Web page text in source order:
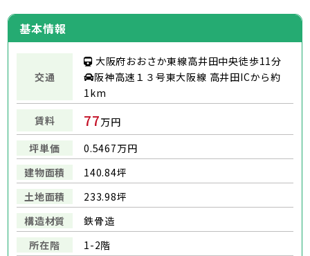
基本情報
交通
大阪府おおさか東線高井田中央徒歩11分
阪神高速１３号東大阪線 高井田ICから約
1km
賃料
77万円
坪単価
0.5467万円
建物面積
140.84坪
土地面積
233.98坪
構造材質
鉄骨造
所在階
1-2階